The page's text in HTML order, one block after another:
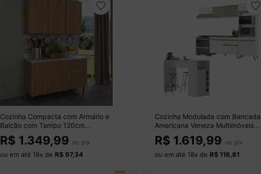
Cozinha Compacta com Armário e
Balcão com Tampo 120cm
Multimóveis CR20447
Freijó/Mármore Branco
R$ 1.349,99 no pix
ou em até 18x de R$ 97,34
Cozinha Modulada com Bancada
Americana Veneza Multimóveis
MP2208 Branco/Dourado
R$ 1.619,99 no pix
ou em até 18x de R$ 116,81